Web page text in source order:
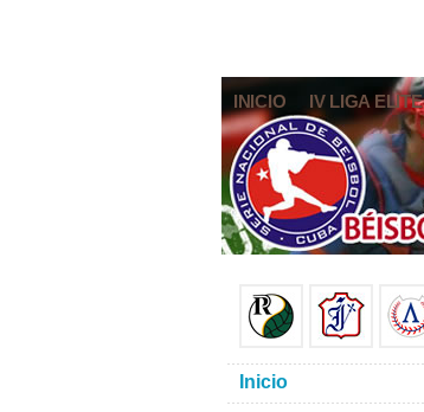
INICIO IV LIGA ELITE
Inicio